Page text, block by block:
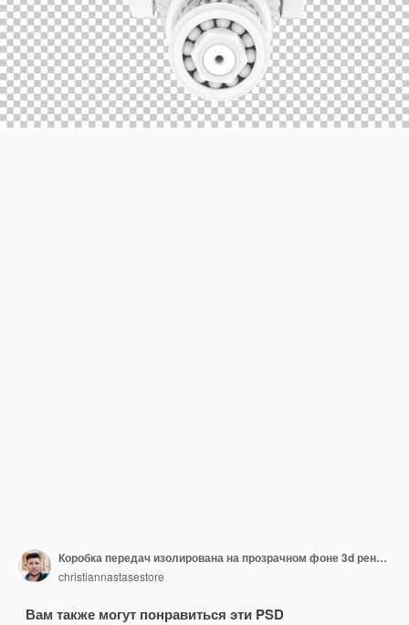
Коробка передач изолирована на прозрачном фоне 3d рендеринга иллюстрации
christiannastasestore
Вам также могут понравиться эти PSD